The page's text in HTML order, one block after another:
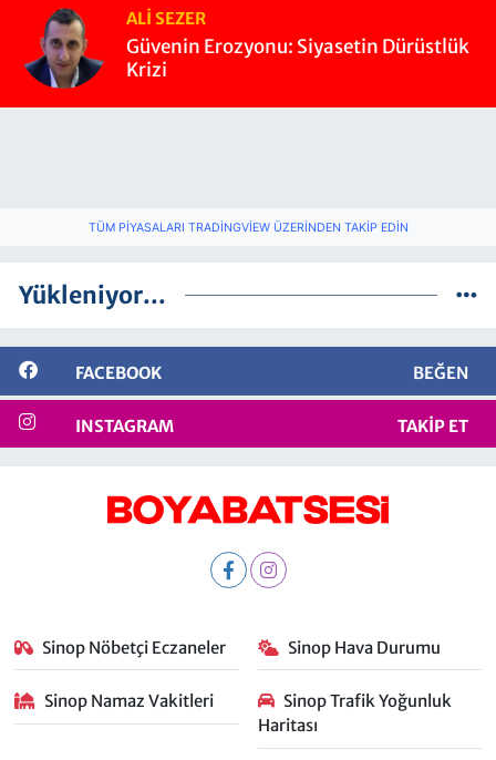
ALI SEZER
Güvenin Erozyonu: Siyasetin Dürüstlük
Krizi
TÜM PIYASALARI TRADINGVIEW ÜZERINDEN TAKIP EDIN
Yükleniyor...
FACEBOOK BEĞEN
INSTAGRAM TAKIP ET
Sinop Nöbetçi Eczaneler Sinop Hava Durumu
Sinop Namaz Vakitleri
Sinop Trafik Yoğunluk
Haritası